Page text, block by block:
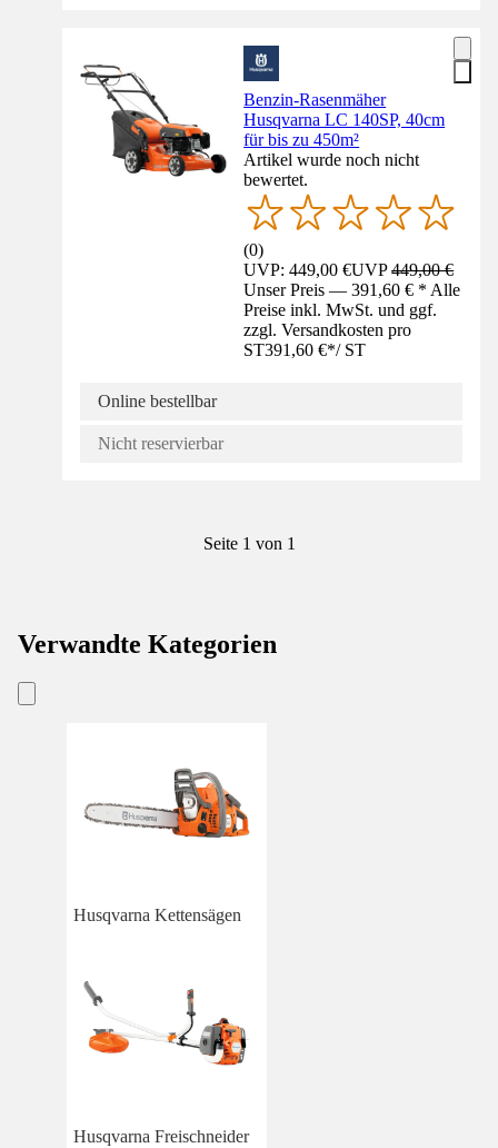
Benzin-Rasenmäher
Husqvarna LC 140SP, 40cm
für bis zu 450m²
Artikel wurde noch nicht
bewertet.
(0)
UVP: 449,00 €UVP449,00 €
Unser Preis — 391,60 € * Alle
Preise inkl. MwSt. und ggf.
zzgl. Versandkosten pro
ST391,60 €*/ ST
Online bestellbar
Nicht reservierbar
Seite 1 von 1
Verwandte Kategorien
Husqvarna Kettensägen
Husqvarna Freischneider